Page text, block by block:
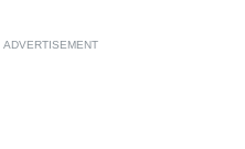
ADVERTISEMENT